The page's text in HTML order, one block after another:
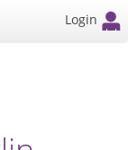
Login